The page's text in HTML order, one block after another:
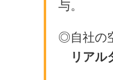
与。
◎自社の
リアル